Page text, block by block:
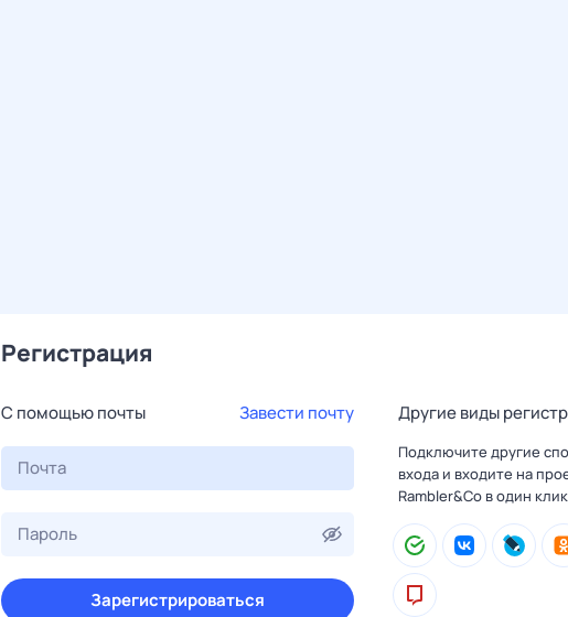
Регистрация
С помощью почты Завести почту
Зарегистрироваться
Другие виды
Подключите другие
входа и входите на
Rambler&Co в один клик